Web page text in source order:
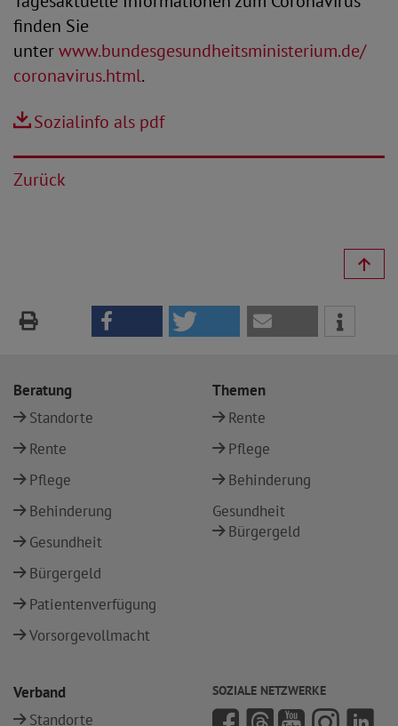
finden Sie
unterwww.bundesgesundheitsministerium.de/
coronavirus.html.
Sozialinfo als pdf
Zurück
Beratung
Standorte
Rente
Pflege
Behinderung
Gesundheit
Bürgergeld
Patientenverfügung
Vorsorgevollmacht
Themen
Rente
Pflege
Behinderung
Gesundheit
Bürgergeld
Verband
Standorte
SOZIALE NETZWERKE